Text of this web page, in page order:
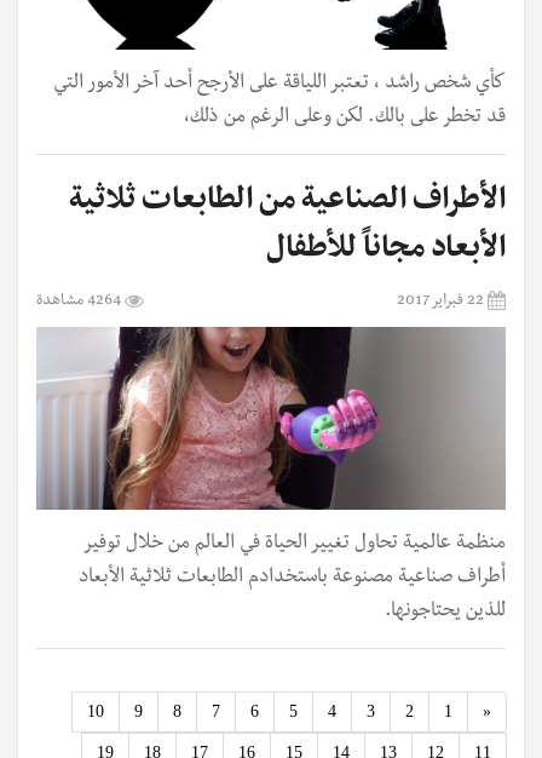
كأي شخص راشد ، تعتبر اللياقة على الأرجح أحد آخر الأمور التي
قد تخطر على بالك. لكن وعلى الرغم من ذلك،
الأطراف الصناعية من الطابعات ثلاثية
الأبعاد مجاناً للأطفال
22 فبراير 2017 4264 مشاهدة
منظمة عالمية تحاول تغيير الحياة في العالم من خلال توفير
أطراف صناعية مصنوعة باستخدادم الطابعات ثلاثية الأبعاد
للذين يحتاجونها.
«
Previous
1
2
3
4
5
6
7
8
9
10
11
12
13
14
15
16
17
18
19